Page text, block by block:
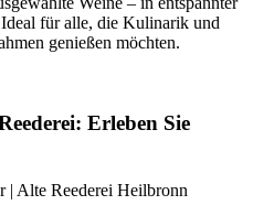
für alle, die Kulinarik und
genießen möchten.
Erleben Sie
| Alte Reederei Heilbronn